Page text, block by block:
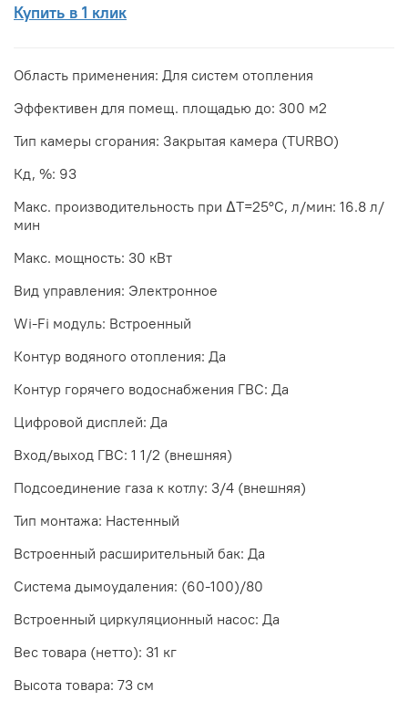
Купить в 1 клик
Область применения: Для систем отопления
Эффективен для помещ. площадью до: 300 м2
Тип камеры сгорания: Закрытая камера (TURBO)
Кд, %: 93
Макс. производительность при ΔТ=25°С, л/мин: 16.8 л/
мин
Макс. мощность: 30 кВт
Вид управления: Электронное
Wi-Fi модуль: Встроенный
Контур водяного отопления: Да
Контур горячего водоснабжения ГВС: Да
Цифровой дисплей: Да
Вход/выход ГВС: 1 1/2 (внешняя)
Подсоединение газа к котлу: 3/4 (внешняя)
Тип монтажа: Настенный
Встроенный расширительный бак: Да
Система дымоудаления: (60-100)/80
Встроенный циркуляционный насос: Да
Вес товара (нетто): 31 кг
Высота товара: 73 см